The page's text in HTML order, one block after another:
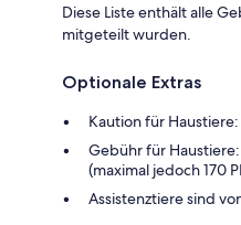
Diese Liste enthält alle
mitgeteilt wurden.
Optionale Extras
Kaution für
Gebühr für
(maximal jedoch 170
Assistenztiere sind